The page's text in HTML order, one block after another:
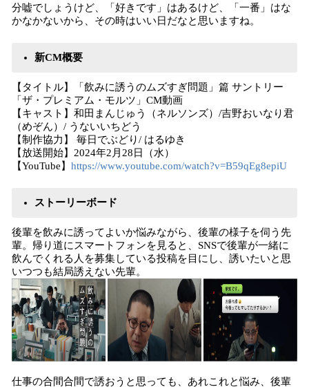
分嘘でしょうけど、「好きです」はあるけど、「一番」はな
かなかないから、その時はいい日だなと思いますね。
新CM概要
【タイトル】「飲みに誘うのムズすぎ問題」篇 サントリー
「ザ・プレミアム・モルツ」CM動画
【キャスト】和田まんじゅう（ネルソンズ）/吉野おいなり君
（めぞん）/ うないいちどう
【制作協力】 毎日でぶどり/ はるゆき
【放送開始】2024年2月28日（水）
【YouTube】 https://www.youtube.com/watch?v=B59qEg8epiU
ストーリーボード
後輩を飲みに誘ってよいか悩みながら、後輩の様子を伺う先
輩。帰り道にスマートフォンを見ると、SNSで後輩が一緒に
飲んでくれる人を募集している投稿を目にし、誘いたいと思
いつつも結局誘えない先輩。
仕事の合間合間で誘おうと思っても、あれこれと悩み、後輩